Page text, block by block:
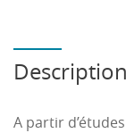
Description
A partir